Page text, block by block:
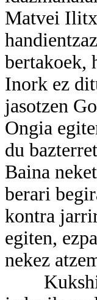
Matvei Ilitx
bertakoek,
Inork ez
jasotzen
Ongia
du
Baina
berari
kontra
egiten,
nekez